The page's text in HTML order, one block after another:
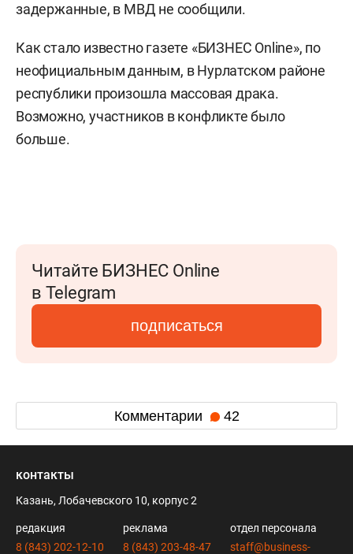
задержанные, в МВД не сообщили.
Как стало известно газете «БИЗНЕС Online», по
неофициальным данным, в Нурлатском районе
республики произошла массовая драка.
Возможно, участников в конфликте было
больше.
Читайте БИЗНЕС Online
в Telegram
подписаться
Комментарии 42
контакты
Казань, Лобачевского 10, корпус 2
редакция
8 (843) 202-12-10
реклама
8 (843) 203-48-47
отдел персонала
staff@business-